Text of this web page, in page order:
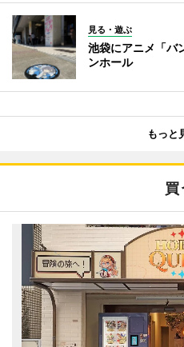
見る・遊ぶ
池袋にアニメ「
ンホール
もっと
買